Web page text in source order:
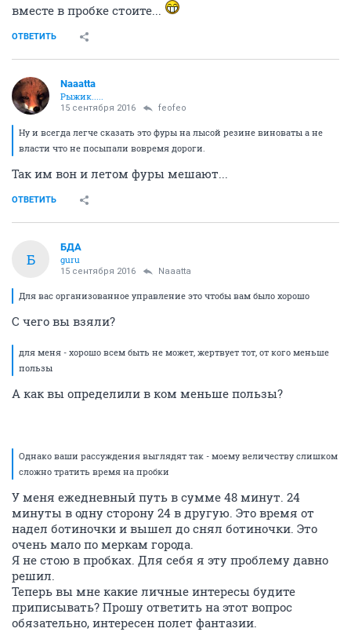
вместе в пробке стоите...
ОТВЕТИТЬ
Naaatta
Рыжик.....
15 сентября 2016 feofeo
Ну и всегда легче сказать это фуры на лысой резине виноваты а не
власти что не посыпали вовремя дороги.
Так им вон и летом фуры мешают...
ОТВЕТИТЬ
Б
БДА
guru
15 сентября 2016 Naaatta
Для вас организованное управление это чтобы вам было хорошо
С чего вы взяли?
для меня - хорошо всем быть не может, жертвует тот, от кого меньше
пользы
А как вы определили в ком меньше пользы?
Однако ваши рассуждения выглядят так - моему величеству слишком
сложно тратить время на пробки
У меня ежедневный путь в сумме 48 минут. 24
минуты в одну сторону 24 в другую. Это время от
надел ботиночки и вышел до снял ботиночки. Это
очень мало по меркам города.
Я не стою в пробках. Для себя я эту проблему давно
решил.
Теперь вы мне какие личные интересы будите
приписывать? Прошу ответить на этот вопрос
обязательно, интересен полет фантазии.